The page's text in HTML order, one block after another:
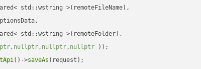
std::wstring >(remoteFileName),
std::wstring >(remoteFolder),
, nullptr, nullptr, nullptr ))
()->saveAs (request);